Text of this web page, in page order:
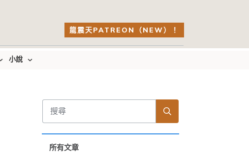
龍震天PATREON（NEW）！
小說
所有文章